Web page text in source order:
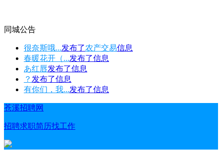
同城公告
很奈斯哦...发布了农产交易信息
春暖花开（...发布了信息
あ红唇发布了信息
？ 发布了信息
有你们，我...发布了信息
苍溪招聘网
招聘求职简历找工作